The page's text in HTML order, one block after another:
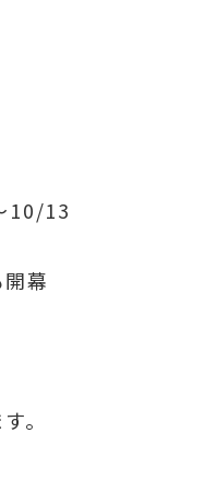
10/13
幕
。